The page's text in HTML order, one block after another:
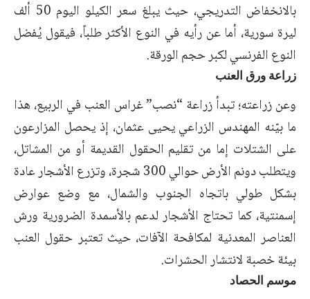
بالانخفاض التدريجي، حيث يبلغ سعر الكيلو اليوم 50 ألف
ليرة سورية، أما عن رأيه في النوع الأكثر طلباً، فيقول يُفضل
النوع الفرنسي لكبر حجم الورقة.
زراعة ورق العنب
وعن زراعته؛ تبدأ زراعة “نصب” غراس العنب في الربيع، هذا
ما بيّنه المهندس الزراعي يحيى عثمان، إذ يحصل المزارعون
على الشتلات إما من تقليم الحقول القديمة أو من المشاتل،
ويتطلب دونم الأرض حوالي 300 شجرة، وتزرع الأشجار عادة
بشكل طولي باتجاه الجنوب والشمال، مع وضع عوارض
إسمنتية، كما تحتاج الأشجار لدعم بالأسمدة الضرورية ورش
العناصر المعدنية لمكافحة الآفات، حيث تعتبر حقول العنب
بيئة خصبة لانتشار الحشرات.
موسم الحصاد